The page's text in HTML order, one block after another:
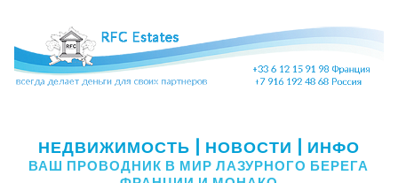
НЕДВИЖИМОСТЬ | НОВОСТИ | ИНФО
ВАШ ПРОВОДНИК В МИР ЛАЗУРНОГО БЕРЕГА